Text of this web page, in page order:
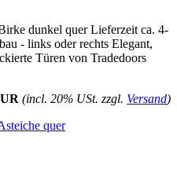
dunkel quer Lieferzeit ca. 4-
- links oder rechts Elegant,
Türen von Tradedoors
(incl. 20% USt. zzgl. Versand)
quer